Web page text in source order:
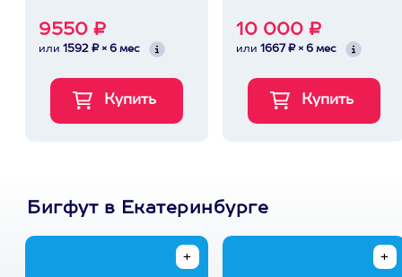
9550 ₽
или 1592 ₽ × 6 мес
10 000 ₽
или 1667 ₽ × 6 мес
Бигфут в Екатеринбурге